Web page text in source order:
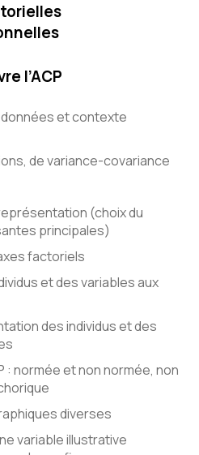
l’ACP
et contexte
de variance-covariance
(choix du
principales)
factoriels
et des variables aux
des individus et des
: normée et non normée, non
diverses
variable illustrative